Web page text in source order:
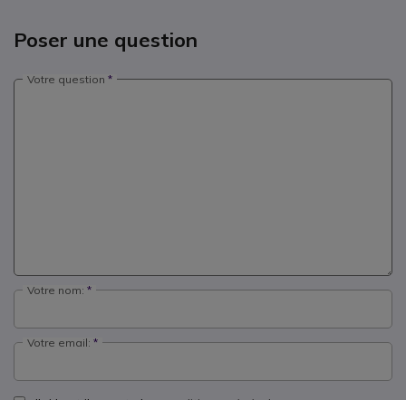
Poser une question
Votre question
Votre nom:
Votre email: